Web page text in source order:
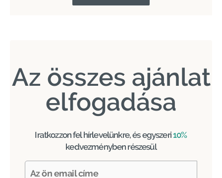
Az összes ajánlat
elfogadása
Iratkozzon fel hírlevelünkre, és egyszeri10%
kedvezményben részesül